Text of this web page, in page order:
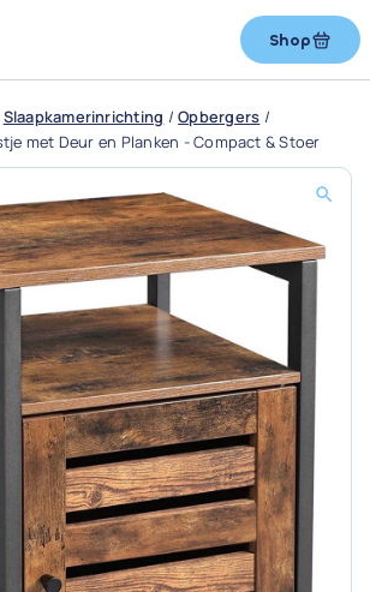
Shop
Slaapkamerinrichting /Opbergers /
met Deur en Planken - Compact & Stoer